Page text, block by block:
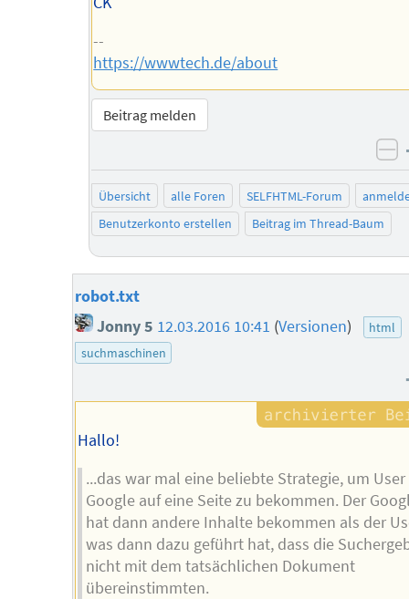
--
https://wwwtech.de/about
Beitrag melden
Übersicht alle Foren SELFHTML-Forum
Benutzerkonto erstellen
Beitrag im Thread-Baum
robot.txt
Jonny 5 12.03.2016 10:41 (Versionen)
html
suchmaschinen
Hallo!
...das war mal eine beliebte Strategie, um User
Google auf eine Seite zu bekommen. Der
hat dann andere Inhalte bekommen als der
was dann dazu geführt hat, dass die
nicht mit dem tatsächlichen Dokument
übereinstimmten.